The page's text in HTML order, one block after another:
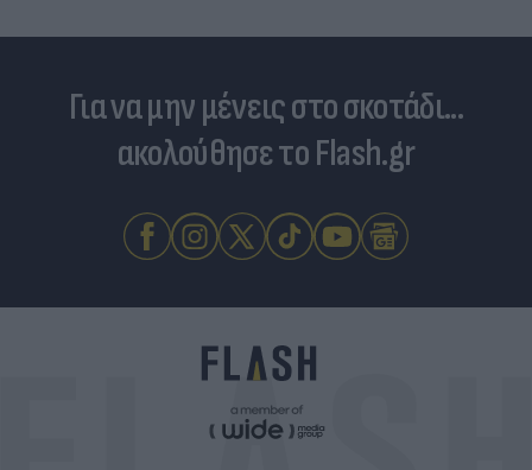
Για να μην μένεις στο σκοτάδι...
ακολούθησε το Flash.gr